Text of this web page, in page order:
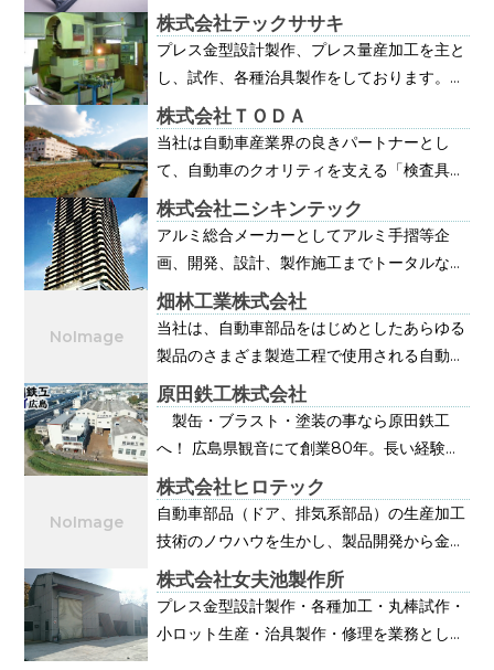
実現を目指しています。
ート 私たちシーコム株式会社は、試作開
発メーカーとして各種金属部品の板金加工・
組み立てを行うとともに、それらの部品の型
います。 その事業フィールドは、原点でも
ある自動車産業をベースに、産業機械、航空
宇宙分野、鉄道などの各種車両部品、更には
家電製品など多様な分野に及び、多彩な試作
技術によって各製品開発をサポートしていま
す。 また、西日本で初めてレーザー加工機
を導入するなど、常に設備・システムを革
新。 オールラウンドに対応するCAD/CAM
システムの下に、モデリングからDNC加工
化・高精度化を実現しています。
株式会社テックササキ
プレス金型設計製作、プレス量産加工を主と
し、試作、各種治具製作をしております。
タンデム型からプログレ型まで各種多様な金
型を製作し、３Ｄデーター処理、３Ｄデータ
ー加工を得意としています。
株式会社ＴＯＤＡ
当社は自動車産業界の良きパートナーとし
て、自動車のクオリティを支える「検査具」
の設計・製造を主軸に、各種治具・成形型・
試作モデルの製作、ミクロ精度の精密機械加
工を行ってきました。今では「高精度の検査
評価をいただいています。設計や製作の現場
では、スピードやコストダウンなどお客様の
高度な要求に対応しながら、品質のベースと
なる部品の精度を極めていきます。そして一
点一点の部品を経験豊かな匠の技で製品とし
て組み合わせ、業界最高水準の品質管理シス
テムで検査します。こうした極限まで精度を
追求したプロセスから確かな製品を創り出
し、お客様のもとへお届けしていきます。
株式会社ニシキンテック
アルミ総合メーカーとしてアルミ手摺等企
画、開発、設計、製作施工までトータルな創
造・提案を続けています。また加工設備も社
内製作するなど無限の可能性を追求します。
畑林工業株式会社
当社は、自動車部品をはじめとしたあらゆる
製品のさまざま製造工程で使用される自動
機、搬送機、治具等の設計、制作、メンテナ
ンスを行います。 生産現場の自動化・省力
化に貢献し、お客さまのさまざまなニーズに
原田鉄工株式会社
製缶・ブラスト・塗装の事なら原田鉄工
へ！ 広島県観音にて創業80年。長い経験の
中で磨き上げた技能とノウハウにより、更な
る製品の「高付加価値」を提供する為に全力
で取り組んでおります。 「大量生産」では
まり取り扱っておらず、試作品、専用設備・
治具などお客様にご希望に合わせた製品を製
作します。 【弊社の強み】 ⒈創業80年で培
株式会社ヒロテック
自動車部品（ドア、排気系部品）の生産加工
技術のノウハウを生かし、製品開発から金
型、治具装置、組立プラントを設計製作して
全世界の自動車メーカーへ納入しています。
株式会社女夫池製作所
プレス金型設計製作・各種加工・丸棒試作・
小ロット生産・治具製作・修理を業務として